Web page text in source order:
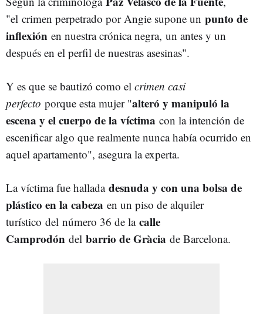
"el crimen perpetrado por Angie supone un punto de
inflexión en nuestra crónica negra, un antes y un
después en el perfil de nuestras asesinas".
Y es que se bautizó como el crimen casi
perfecto porque esta mujer "alteró y manipuló la
escena y el cuerpo de la víctima con la intención de
escenificar algo que realmente nunca había ocurrido en
aquel apartamento", asegura la experta.
La víctima fue hallada desnuda y con una bolsa de
plástico en la cabeza en un piso de alquiler
turístico del número 36 de la calle
Camprodón del barrio de Gràcia de Barcelona.